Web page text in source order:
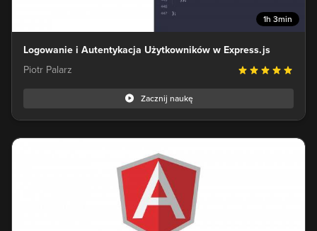
1h 3min
Logowanie i Autentykacja Użytkowników w Express.js
Piotr Palarz
Zacznij naukę